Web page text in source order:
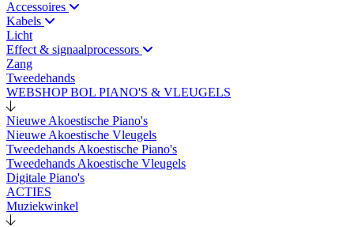
Accessoires
Kabels
Licht
Effect & signaalprocessors
Zang
Tweedehands
WEBSHOP BOL PIANO'S & VLEUGELS
Nieuwe Akoestische Piano's
Nieuwe Akoestische Vleugels
Tweedehands Akoestische Piano's
Tweedehands Akoestische Vleugels
Digitale Piano's
ACTIES
Muziekwinkel